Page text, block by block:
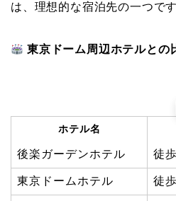
は、理想的な宿泊先の一つです
東京ドーム周辺ホテルとの
ホテル名
後楽ガーデンホテル 徒
東京ドームホテル 徒